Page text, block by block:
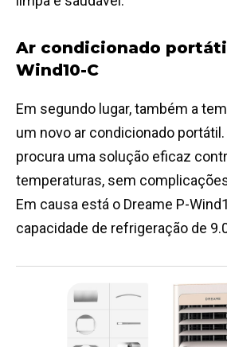
Ar condicionado
Wind10-C
Em segundo lugar, também a
um novo ar condicionado
procura uma solução eficaz
temperaturas, sem
Em causa está o Dreame P-
capacidade de refrigeração de